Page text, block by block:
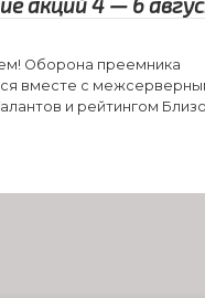
Оборона преемника
вместе с
и рейтингом